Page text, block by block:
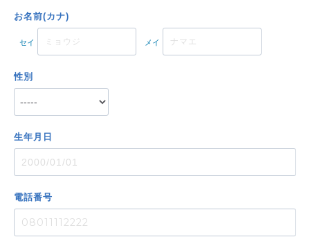
お名前(カナ)
セイ メイ
性別
生年月日
電話番号